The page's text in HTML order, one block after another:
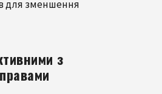
для зменшення
з